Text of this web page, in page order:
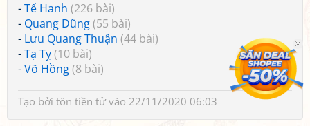
-Tế Hanh (226 bài)
- Quang Dũng(55 bài)
- Lưu Quang Thuận (44 bài)
-Tạ Tỵ(10 bài)
-Võ Hồng(8 bài)
Tạo bởi tôn tiền tửvào 22/11/2020 06:03